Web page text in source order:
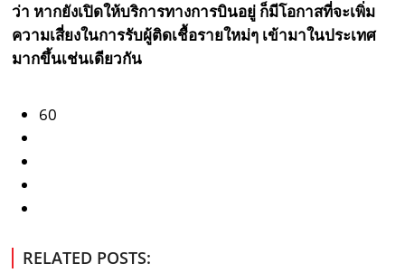
ว่า หากยังเปิดให้บริการทางการบินอยู่ ก็มีโอกาสที่จะเพิ่ม
ความเสี่ยงในการรับผู้ติดเชื้อรายใหม่ๆ เข้ามาในประเทศ
มากขึ้นเช่นเดียวกัน
60
RELATED POSTS: